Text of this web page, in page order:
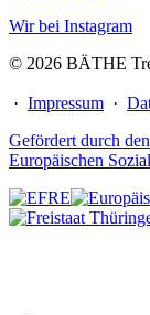
Wir bei Instagram
© 2026 BÄTHE
· Impressum ·
Gefördert durch
Europäischen